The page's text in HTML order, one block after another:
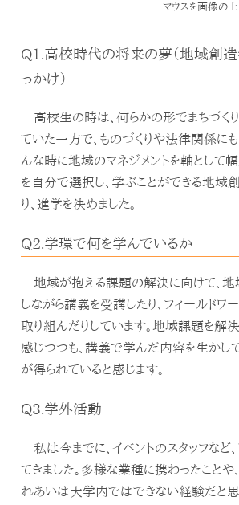
マウスを画像の
Q1.高校時代の将来の夢（地域創造
っかけ）
高校生の時は、何らかの形でまちづく
ていた一方で、ものづくりや法律関係にも
んな時に地域のマネジメントを軸として
を自分で選択し、学ぶことができる地域
り、進学を決めました。
Q2.学環で何を学んでいるか
地域が抱える課題の解決に向けて、
しながら講義を受講したり、フィールドワ
取り組んだりしています。地域課題を解
感じつつも、講義で学んだ内容を生かし
が得られていると感じます。
Q3.学外活動
私は今までに、イベントのスタッフなど
てきました。多様な業種に携わったこと
れあいは大学内ではできない経験だと思